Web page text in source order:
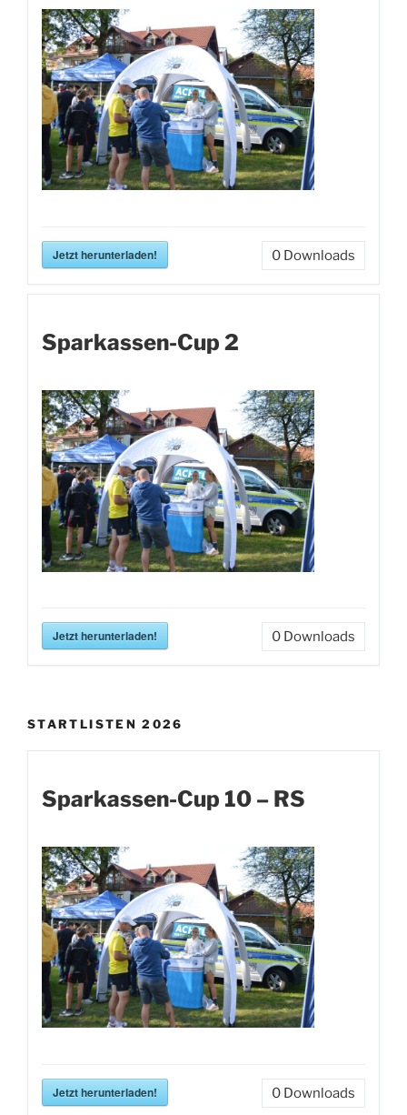
Jetzt herunterladen! 0 Downloads
Sparkassen-Cup 2
Jetzt herunterladen! 0 Downloads
STARTLISTEN 2026
Sparkassen-Cup 10 – RS
Jetzt herunterladen! 0 Downloads